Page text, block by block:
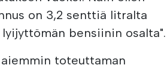
on 3,2 senttiä litralta
bensiinin osalta".
toteuttaman